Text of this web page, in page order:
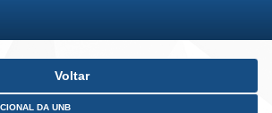
Voltar
DA UNB